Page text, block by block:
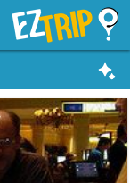
EZTrip